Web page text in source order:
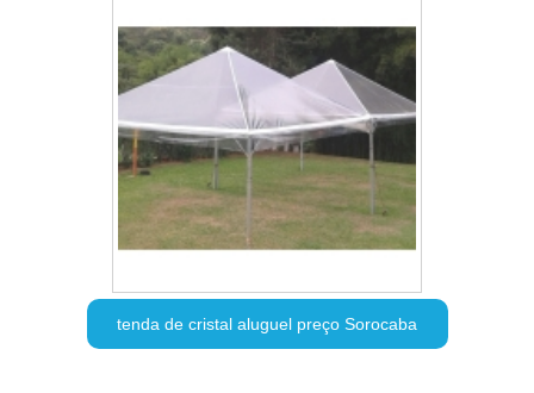
tenda de cristal aluguel preço Sorocaba